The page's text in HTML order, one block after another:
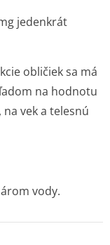
jedenkrát
obličiek sa má
na hodnotu
vek a telesnú
vody.